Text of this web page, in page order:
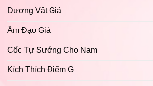
Dương Vật Giả
Âm Đạo Giả
Cốc Tự Sướng Cho Nam
Kích Thích Điểm G